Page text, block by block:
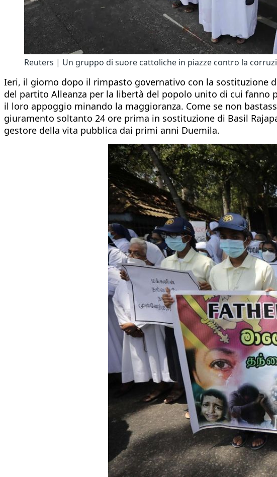
Reuters | Un gruppo di suore cattoliche in piazze contro la
Ieri, il giorno dopo il rimpasto governativo con la sostituzione
del partito Alleanza per la libertà del popolo unito di cui fanno
il loro appoggio minando la maggioranza. Come se non
giuramento soltanto 24 ore prima in sostituzione di Basil
gestore della vita pubblica dai primi anni Duemila.